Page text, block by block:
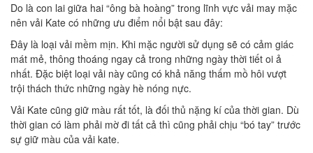
Do là con lai giữa hai “ông bà hoàng” trong lĩnh vực vải may mặc
nên vải Kate có những ưu điểm nổi bật sau đây:
Đây là loại vải mềm mịn. Khi mặc người sử dụng sẽ có cảm giác
mát mẻ, thông thoáng ngay cả trong những ngày thời tiết oi ả
nhất. Đặc biệt loại vải này cũng có khả năng thấm mồ hôi vượt
trội thách thức những ngày hè nóng nực.
Vải Kate cũng giữ màu rất tốt, là đối thủ nặng kí của thời gian. Dù
thời gian có làm phải mờ đi tất cả thì cũng phải chịu “bó tay” trước
sự giữ màu của vải kate.